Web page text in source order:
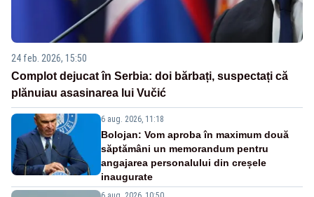
24 feb. 2026, 15:50
Complot dejucat în Serbia: doi bărbați, suspectați că
plănuiau asasinarea lui Vučić
6 aug. 2026, 11:18
Bolojan: Vom aproba în maximum două
săptămâni un memorandum pentru
angajarea personalului din creșele
inaugurate